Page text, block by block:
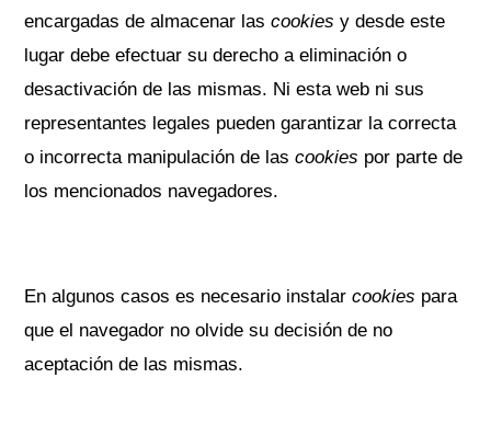
encargadas de almacenar lascookies y desde este
lugar debe efectuar su derecho a eliminación o
desactivación de las mismas. Ni esta web ni sus
representantes legales pueden garantizar la correcta
o incorrecta manipulación de lascookies por parte de
los mencionados navegadores.
En algunos casos es necesario instalarcookies para
que el navegador no olvide su decisión de no
aceptación de las mismas.